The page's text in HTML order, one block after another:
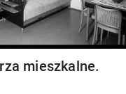
mieszkalne.